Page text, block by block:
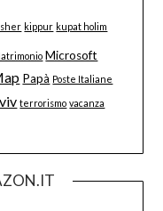
kippur kupat holim
Microsoft
Papà Poste Italiane
terrorismo vacanza